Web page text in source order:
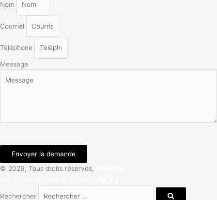
Nom
Courriel
Téléphone
Message
Envoyer la demande
© 2026, Tous droits réservés,
Rechercher